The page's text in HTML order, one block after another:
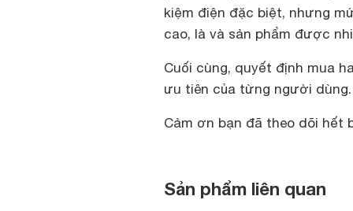
kiệm điện đặc biệt, nhưng
cao, là và sản phẩm được
Cuối cùng, quyết định mua
ưu tiên của từng người dùng.
Cảm ơn bạn đã theo dõi hết
Sản phẩm liên quan